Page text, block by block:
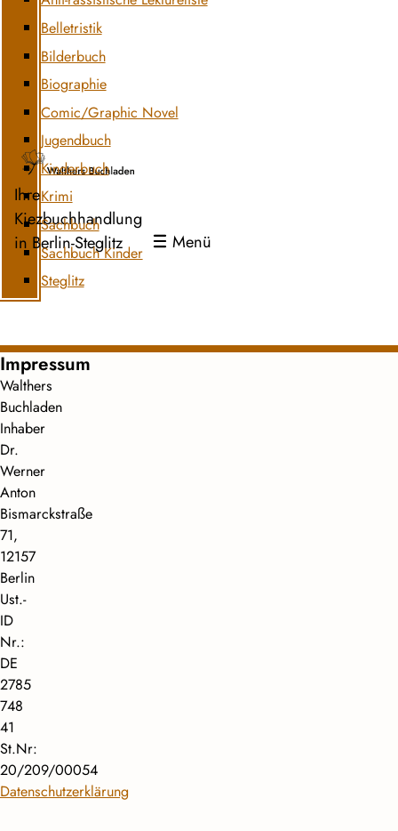
Ihre
Kiezbuchhandlung
in Berlin-Steglitz
Menü
Belletristik
Bilderbuch
Biographie
Comic/Graphic Novel
Jugendbuch
Kinderbuch
Krimi
Sachbuch
Sachbuch Kinder
Steglitz
Impressum
Walthers
Buchladen
Inhaber
Dr.
Werner
Anton
Bismarckstraße
71,
12157
Berlin
Ust.-
ID
Nr.:
DE
2785
748
41
St.Nr:
20/209/00054
Datenschutzerklärung